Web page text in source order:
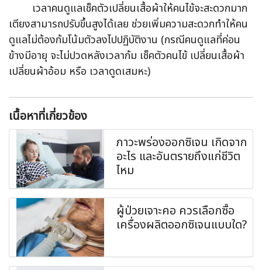
เวลาคนดูแลเช็คตัวเปลี่ยนเสื้อผ้าให้คนไข้จะสะดวกมาก
เตียงสามารถปรับขึ้นสูงได้เลย ช่วยเพิ่มความสะดวกทำให้คน
ดูแลไม่ต้องก้มโน้มตัวลงไปปฏิบัติงาน (กรณีคนดูแลที่ค่อน
ข้างมีอายุ จะไม่ปวดหลังเวลาก้ม เช็คตัวคนไข้ เปลี่ยนเสื้อผ้า
เปลี่ยนผ้าอ้อม หรือ เวลาดูดเสมหะ)
เนื้อหาที่เกี่ยวข้อง
ภาวะพร่องออกซิเจน เกิดจาก
อะไร และอันตรายถึงแก่ชีวิต
ไหม
ผู้ป่วยเจาะคอ ควรเลือกซื้อ
เครื่องผลิตออกซิเจนแบบใด?